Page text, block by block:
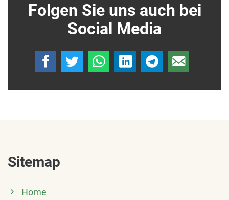
Folgen Sie uns auch bei
Social Media
Sitemap
Home